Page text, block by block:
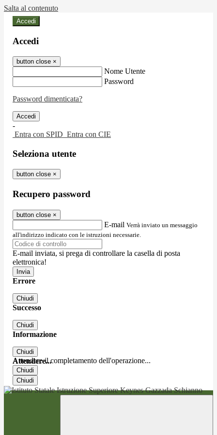
Salta al contenuto
Accedi
Accedi
button close ×
Nome Utente
Password
Password dimenticata?
-
Entra con SPID Entra con CIE
Seleziona utente
button close ×
Recupero password
button close ×
E-mail Verrà inviato un messaggio
all'indirizzo indicato con le istruzioni necessarie.
E-mail inviata, si prega di controllare la casella di posta
elettronica!
Errore
Chiudi
Successo
Chiudi
Informazione
Chiudi
Attendere...
Attendere il completamento dell'operazione...
Chiudi
Chiudi